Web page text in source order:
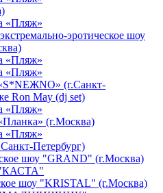
«Пляж»
эротическое шоу
«Пляж»
«Пляж»
(г.Санкт-
Ron May (dj set)
«Пляж»
(г.Москва)
«Пляж»
Петербург)
шоу "GRAND" (г.Москва)
"КАСТА"
шоу "KRISTAL" (г.Москва)